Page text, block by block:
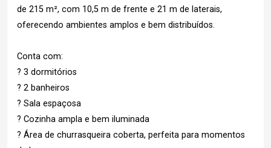
de 215 m², com 10,5 m de frente e 21 m de laterais,
oferecendo ambientes amplos e bem distribuídos.
Conta com:
? 3 dormitórios
? 2 banheiros
? Sala espaçosa
? Cozinha ampla e bem iluminada
? Área de churrasqueira coberta, perfeita para momentos